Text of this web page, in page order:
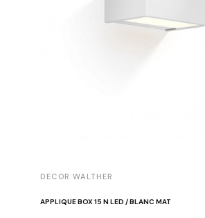
DECOR WALTHER
APPLIQUE BOX 15 N LED / BLANC MAT